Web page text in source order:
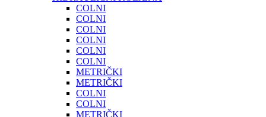
COLNI
COLNI
COLNI
COLNI
COLNI
COLNI
METRIČKI
METRIČKI
COLNI
COLNI
METRIČKI